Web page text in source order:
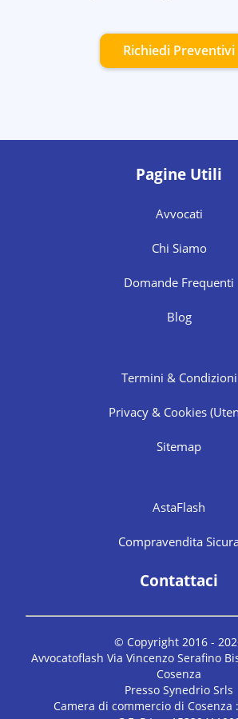
Richiedi Preventivi
Pagine Utili
Avvocati
Chi Siamo
Domande Frequenti
Blog
Termini & Condizioni
Privacy & Cookies
Sitemap
AstaFlash
Compravendita
Contattaci
© Copyright 2016 -
Avvocatoflash Via Vincenzo Serafino
Cosenza
Presso Synedrio Srls
Camera di commercio di Cosenza